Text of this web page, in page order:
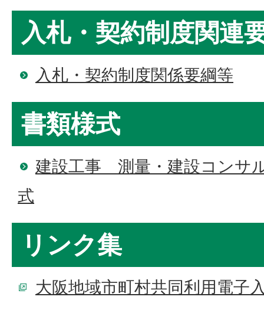
入札・契約制度関連
入札・契約制度関係要綱等
書類様式
建設工事 測量・建設コンサ
式
リンク集
大阪地域市町村共同利用電子